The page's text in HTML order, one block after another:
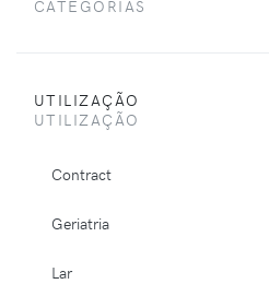
CATEGORIAS
UTILIZAÇÃO
UTILIZAÇÃO
Contract
Geriatria
Lar